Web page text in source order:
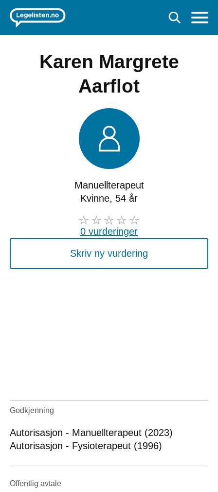
Karen Margrete
Aarflot
Manuellterapeut
Kvinne, 54 år
0 vurderinger
Skriv ny vurdering
Godkjenning
Autorisasjon - Manuellterapeut (2023)
Autorisasjon - Fysioterapeut (1996)
Offentlig avtale